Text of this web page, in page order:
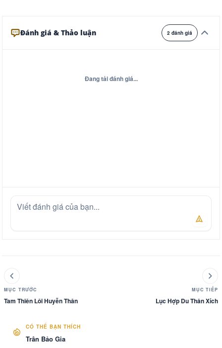
Đánh giá & Thảo luận 2 đánh giá
Đang tải đánh giá...
MỤC TRƯỚC
Tam Thiên Lôi Huyễn Thân
MỤC TIẾP
Lục Hợp Du Thân Xích
CÓ THỂ BẠN THÍCH
Trân Bảo Gia